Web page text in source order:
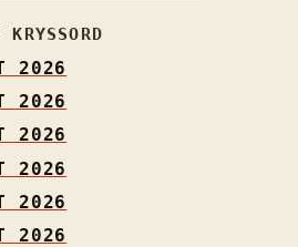
2026
2026
2026
2026
2026
2026